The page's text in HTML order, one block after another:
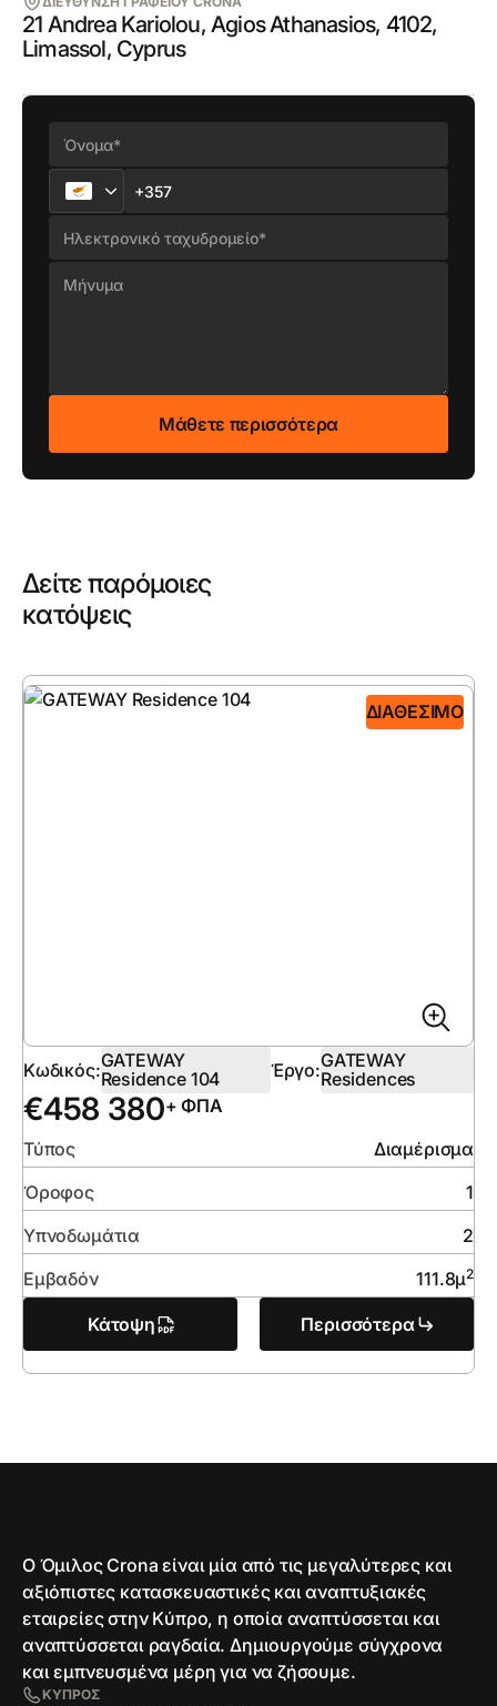
21 Andrea Kariolou, Agios Athanasios, 4102,
Limassol, Cyprus
Δείτε παρόμοιες
κατόψεις
ΔΙΑΘΈΣΙΜΟ
Κωδικός:GATEWAY
Residence 104
Έργο:GATEWAY
Residences
€458 380+ ΦΠΑ
Τύπος
Διαμέρισμα
Όροφος
1
Υπνοδωμάτια
2
Εμβαδόν
111.8μ2
Κάτοψη Περισσότερα
Ο Όμιλος Crona είναι μία από τις μεγαλύτερες και
αξιόπιστες κατασκευαστικές και αναπτυξιακές
εταιρείες στην Κύπρο, η οποία αναπτύσσεται και
αναπτύσσεται ραγδαία. Δημιουργούμε σύγχρονα
και εμπνευσμένα μέρη για να ζήσουμε.
ΚΥΠΡΟΣ